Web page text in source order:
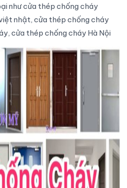
như cửa thép chống cháy
nhật, cửa thép chống cháy
cửa thép chống cháy Hà Nội